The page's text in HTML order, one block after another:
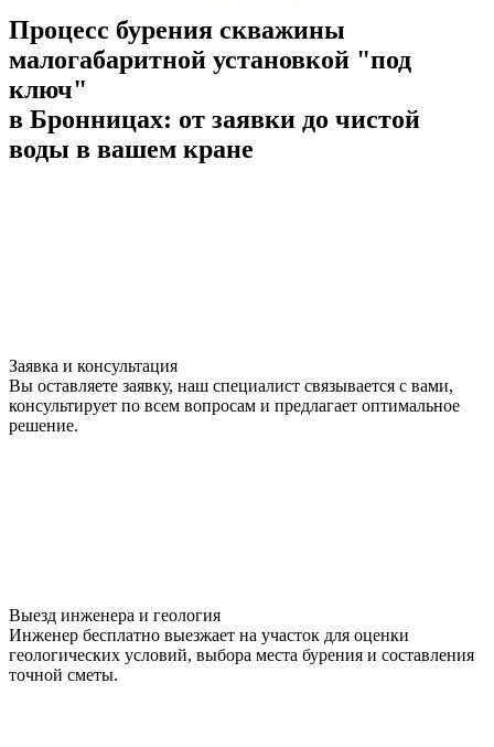
Процесс бурения скважины
малогабаритной установкой "под
ключ"
в Бронницах: от заявки до чистой
воды в вашем кране
Заявка и консультация
Вы оставляете заявку, наш специалист связывается с вами,
консультирует по всем вопросам и предлагает оптимальное
решение.
Выезд инженера и геология
Инженер бесплатно выезжает на участок для оценки
геологических условий, выбора места бурения и составления
точной сметы.